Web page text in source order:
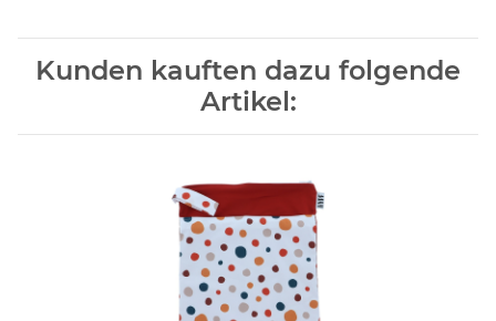
Kunden kauften dazu folgende
Artikel: